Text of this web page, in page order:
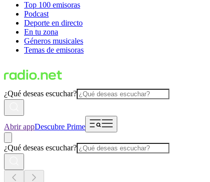
Top 100 emisoras
Podcast
Deporte en directo
En tu zona
Géneros musicales
Temas de emisoras
¿Qué deseas escuchar?
Abrir appDescubre Prime
¿Qué deseas escuchar?